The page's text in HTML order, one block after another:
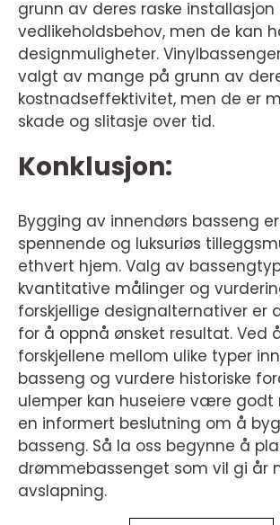
grunn av deres raske
vedlikeholdsbehov, men de kan
designmuligheter.
valgt av mange på grunn av
kostnadseffektivitet, men de er
skade og slitasje over tid.
Konklusjon:
Bygging av innendørs basseng
spennende og luksuriøs
ethvert hjem. Valg av
kvantitative målinger og
forskjellige designalternativer er
for å oppnå ønsket resultat. Ved
forskjellene mellom ulike typer
basseng og vurdere historiske
ulemper kan huseiere være godt
en informert beslutning om å
basseng. Så la oss begynne å
drømmebassenget som vil gi år
avslapning.